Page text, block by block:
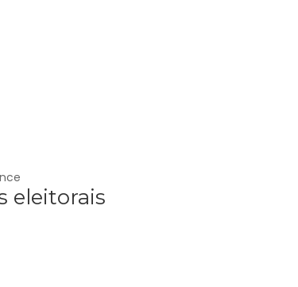
eleitorais